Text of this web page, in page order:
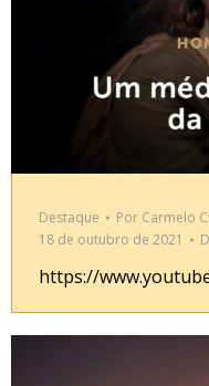
Destaque Por Carmelo
18 de outubro de 2021
https://